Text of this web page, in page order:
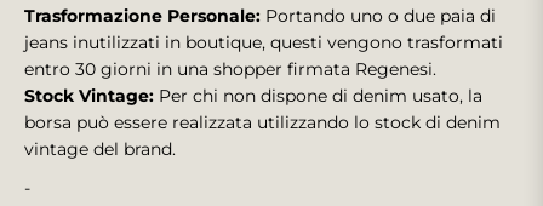
Trasformazione Personale: Portando uno o due paia di
jeans inutilizzati in boutique, questi vengono trasformati
entro 30 giorni in una shopper firmata Regenesi.
Stock Vintage: Per chi non dispone di denim usato, la
borsa può essere realizzata utilizzando lo stock di denim
vintage del brand.
-